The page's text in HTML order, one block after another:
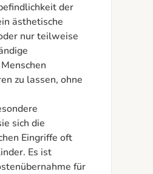
der
ästhetische
nur teilweise
zu lassen, ohne
sich die
Eingriffe oft
Es ist
für